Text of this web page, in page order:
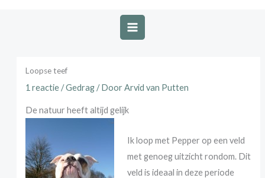
Loopse teef
1 reactie/Gedrag/ DoorArvid van Putten
De natuur heeft altijd gelijk
Ik loop met Pepper op een veld
met genoeg uitzicht rondom. Dit
veld is ideaal in deze periode